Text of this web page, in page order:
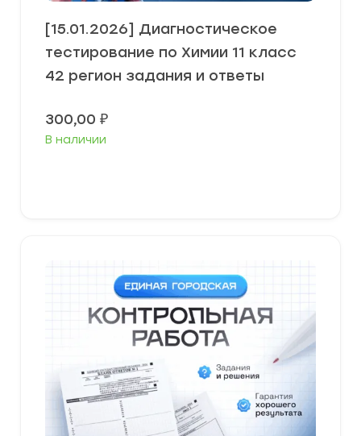
[15.01.2026] Диагностическое
тестирование по Химии 11 класс
42 регион задания и ответы
300,00 ₽
В наличии